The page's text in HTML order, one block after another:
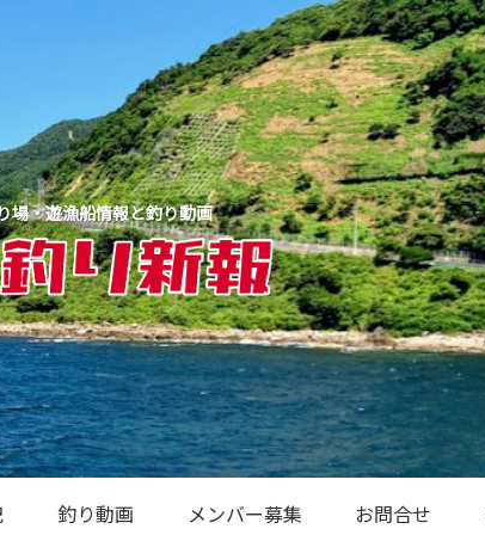
場・遊漁船情報と釣り動画
釣り動画 メンバー募集 お問合せ